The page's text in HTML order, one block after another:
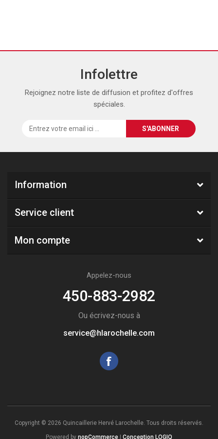
Infolettre
Rejoignez notre liste de diffusion et profitez d'offres
spéciales.
Information
Service client
Mon compte
Appelez-nous
450-883-2982
Ou écrivez-nous à
service@hlarochelle.com
Copyright © 2026 Quincaillerie Hervé Larochelle. Tous droits réservés.
Powered by nopCommerce Conception LOGIQ